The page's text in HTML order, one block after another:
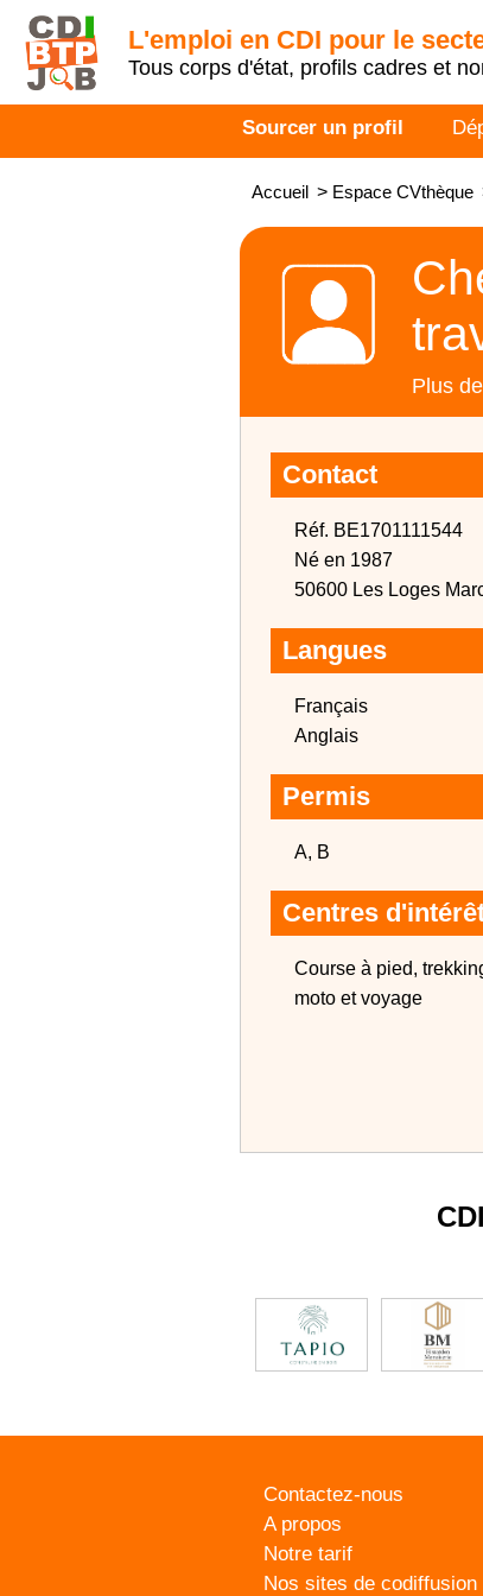
L'emploi en CDI pour le
Tous corps d'état, profils cadres et
Sourcer un profil
Accueil > Espace CVthèque
Plus
Contact
Réf. BE1701111544
Né en 1987
50600 Les Loges
Langues
Français
Anglais
Permis
A, B
Centres
Course à pied,
moto et voyage
Contactez-nous
A propos
Notre tarif
Nos sites de codiffusion